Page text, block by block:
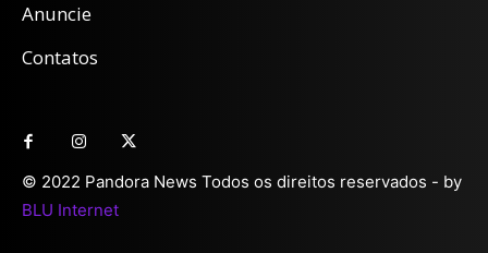
Anuncie
Contatos
© 2022 Pandora News Todos os direitos reservados - by
BLU Internet